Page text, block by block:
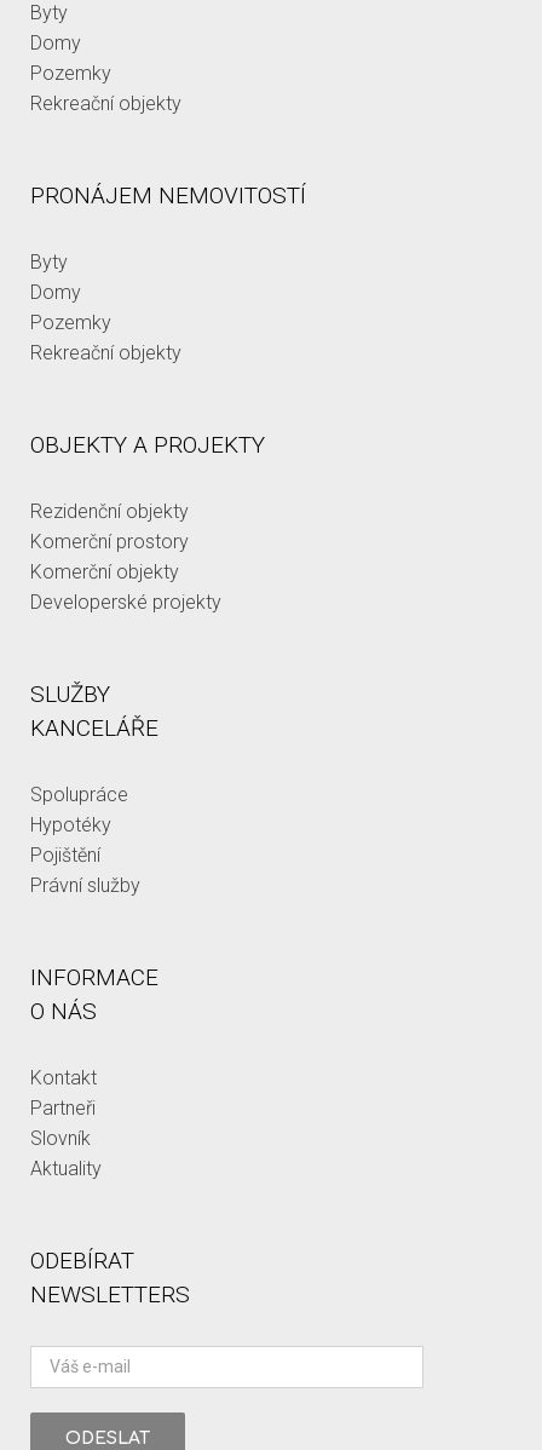
Byty
Domy
Pozemky
Rekreační objekty
PRONÁJEM NEMOVITOSTÍ
Byty
Domy
Pozemky
Rekreační objekty
OBJEKTY A PROJEKTY
Rezidenční objekty
Komerční prostory
Komerční objekty
Developerské projekty
SLUŽBY
KANCELÁŘE
Spolupráce
Hypotéky
Pojištění
Právní služby
INFORMACE
O NÁS
Kontakt
Partneři
Slovník
Aktuality
ODEBÍRAT
NEWSLETTERS